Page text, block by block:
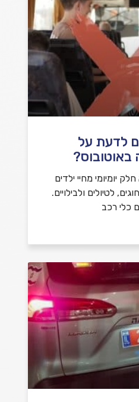
לדעת על
באוטובוס?
יומיומי מחיי ילדים
לטיולים ולבילויים.
כלי רכב